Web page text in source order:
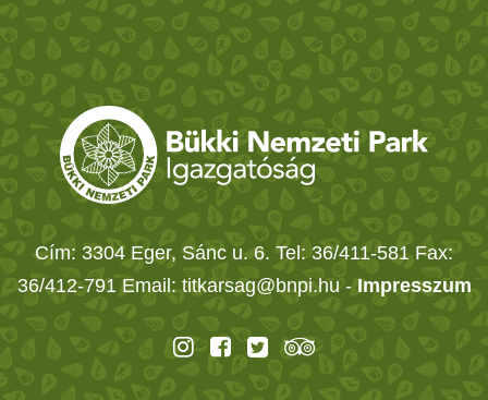
Cím: 3304 Eger, Sánc u. 6. Tel: 36/411-581 Fax:
36/412-791 Email: titkarsag@bnpi.hu - Impresszum